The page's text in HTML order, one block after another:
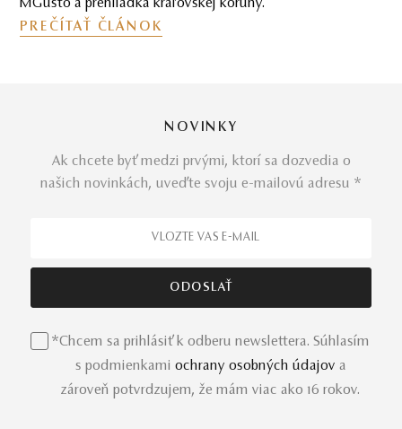
MGusto a prehliadka kráľovskej koruny.
PREČÍTAŤ ČLÁNOK
NOVINKY
Ak chcete byť medzi prvými, ktorí sa dozvedia o
našich novinkách, uveďte svoju e-mailovú adresu *
*Chcem sa prihlásiť k odberu newslettera. Súhlasím
s podmienkami ochrany osobných údajov a
zároveň potvrdzujem, že mám viac ako 16 rokov.